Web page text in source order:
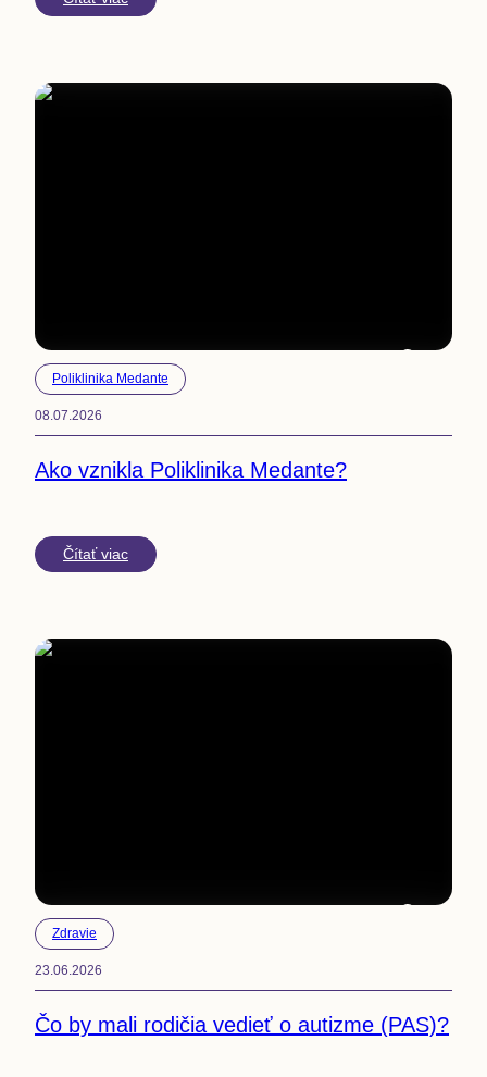
08.07.2026
Poliklinika Medante
Ako vznikla Poliklinika Medante?
Čítať viac
23.06.2026
Zdravie
Čo by mali rodičia vedieť o autizme (PAS)?